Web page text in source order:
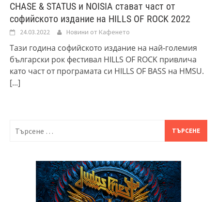
CHASE & STATUS и NOISIA стават част от
софийското издание на HILLS OF ROCK 2022
24.03.2022 Новини от Кафенето
Тази година софийското издание на най-големия
български рок фестивал HILLS OF ROCK привлича
като част от програмата си HILLS OF BASS на HMSU.
[...]
за: